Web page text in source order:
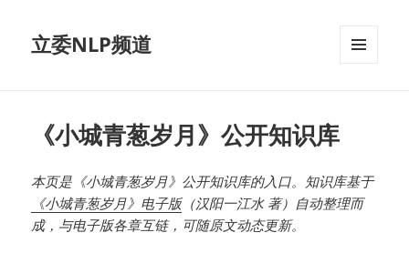
立委NLP频道
《小城青葱岁月》公开知识库
本页是《小城青葱岁月》公开知识库的入口。知识库基于
《小城青葱岁月》电子版（汉阳一江水 著）自动整理而
成，与电子版各章互链，可随原文动态更新。